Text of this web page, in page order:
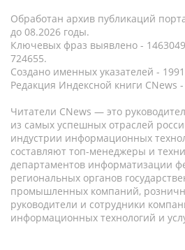
Обработан архив публикаций
до 08.2026 годы.
Ключевых фраз выявлено -
724655.
Создано именных указателей -
Редакция Индексной книги CNews -
Читатели CNews — это
из самых успешных отраслей
индустрии информационных
составляют топ-менеджеры и
департаментов информатизации
региональных органов
промышленных компаний,
руководители и сотрудники
информационных технологий и